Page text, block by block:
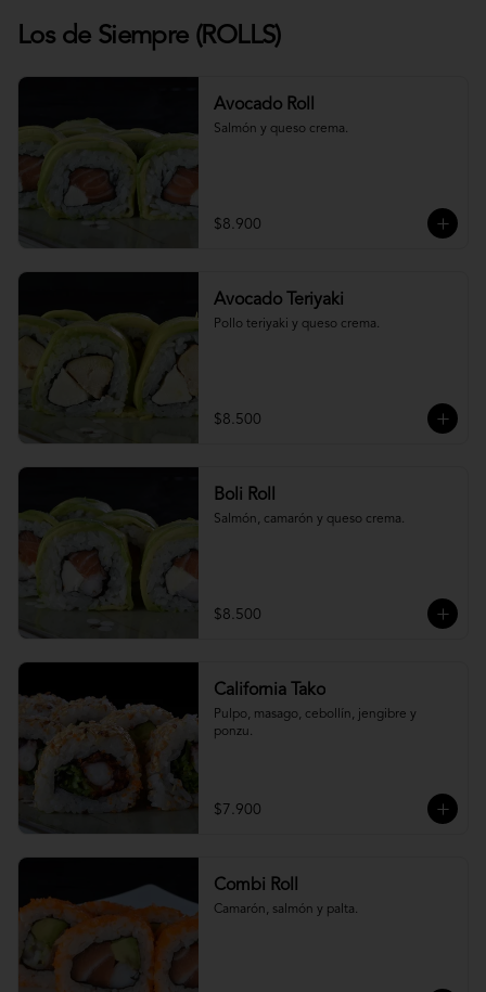
Los de Siempre (ROLLS)
Avocado Roll
Salmón y queso crema.
$8.900
Avocado Teriyaki
Pollo teriyaki y queso crema.
$8.500
Boli Roll
Salmón, camarón y queso crema.
$8.500
California Tako
Pulpo, masago, cebollín, jengibre y
ponzu.
$7.900
Combi Roll
Camarón, salmón y palta.